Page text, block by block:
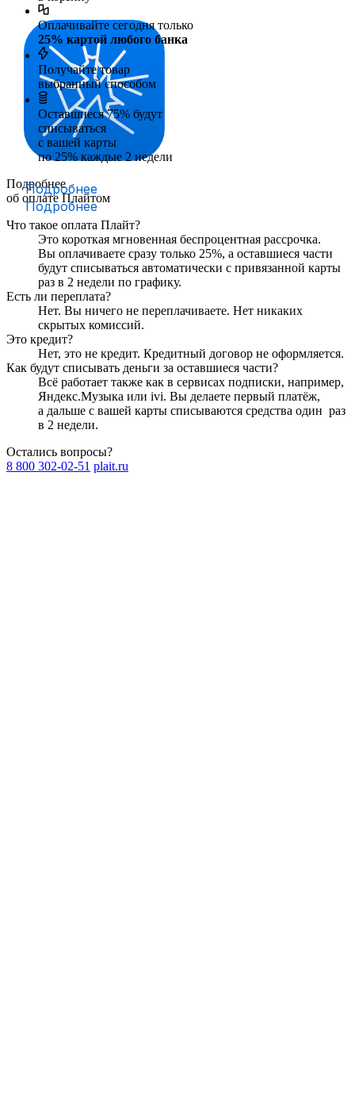
Подробнее
Подробнее
Оплачивайте сегодня только
25% картой любого банка
Получайте товар
выбранный способом
Оставшиеся75% будут
списываться
с вашей карты
по 25% каждые 2 недели
Подробнее
об оплате Плайтом
Что такое оплата Плайт?
Это короткая мгновенная беспроцентная рассрочка.
Вы оплачиваете сразу только 25%, а оставшиеся части
будут списываться автоматически с привязанной карты
раз в 2 недели по графику.
Есть ли переплата?
Нет. Вы ничего не переплачиваете. Нет никаких
скрытых комиссий.
Это кредит?
Нет, это не кредит. Кредитный договор не оформляется.
Как будут списывать деньги за оставшиеся части?
Всё работает также как в сервисах подписки, например,
Яндекс.Музыка или ivi. Вы делаете первый платёж,
а дальше с вашей карты списываются средства один раз
в 2 недели.
Остались вопросы?
8 800 302-02-51 plait.ru